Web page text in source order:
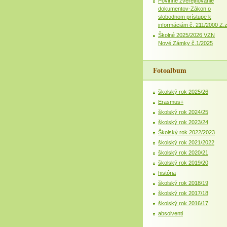
dokumentov-Zákon o
slobodnom prístupe k
informáciám č. 211/2000 Z.z
Školné 2025/2026 VZN
Nové Zámky č.1/2025
Fotoalbum
školský rok 2025/26
Erasmus+
školský rok 2024/25
školský rok 2023/24
Školský rok 2022/2023
školský rok 2021/2022
školský rok 2020/21
školský rok 2019/20
história
školský rok 2018/19
školský rok 2017/18
školský rok 2016/17
absolventi